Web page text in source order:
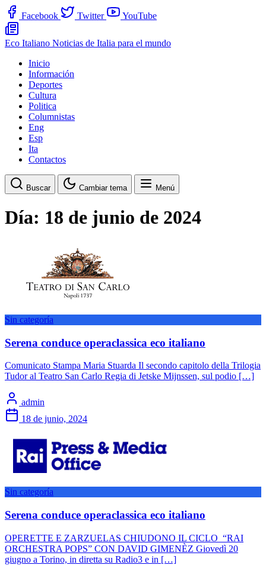
Facebook Twitter YouTube
Eco Italiano Noticias de Italia para el mundo
Inicio
Información
Deportes
Cultura
Politica
Columnistas
Eng
Esp
Ita
Contactos
Buscar Cambiar tema Menú
Día: 18 de junio de 2024
Sin categoría
Serena conduce operaclassica eco italiano
Comunicato Stampa Maria Stuarda Il secondo capitolo della Trilogia
Tudor al Teatro San Carlo Regia di Jetske Mijnssen, sul podio […]
admin
18 de junio, 2024
Sin categoría
Serena conduce operaclassica eco italiano
OPERETTE E ZARZUELAS CHIUDONO IL CICLO “RAI
ORCHESTRA POPS” CON DAVID GIMENÈZ Giovedì 20
giugno a Torino, in diretta su Radio3 e in […]